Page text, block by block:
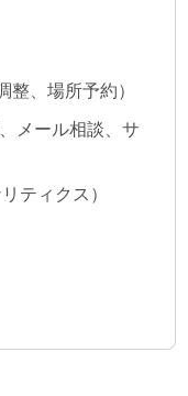
整、場所予約）
メール相談、サ
ティクス）